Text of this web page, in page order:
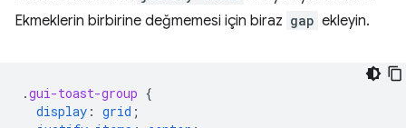
Ekmeklerin birbirine değmemesi için biraz gap ekleyin.
.gui-toast-group {
display : grid ;